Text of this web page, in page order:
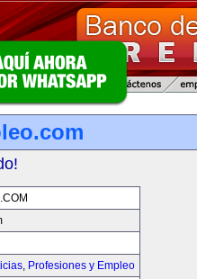
, Profesiones y Empleo